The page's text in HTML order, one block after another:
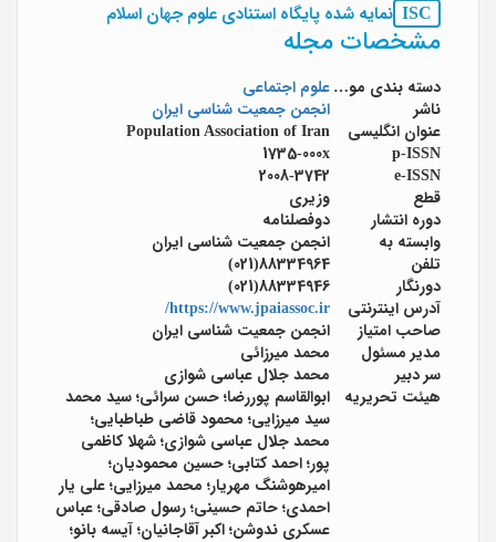
ISC نمایه شده پایگاه استنادی علوم جهان اسلام
مشخصات مجله
دسته بندی موضوعی علوم اجتماعی
ناشر
انجمن جمعیت شناسی ایران
عنوان انگلیسی
Population Association of Iran
p-ISSN
1735-000x
e-ISSN
2008-3742
قطع
وزیری
دوره انتشار
دوفصلنامه
وابسته به
انجمن جمعیت شناسی ایران
تلفن
88334964(021)
دورنگار
88334946(021)
آدرس اینترنتی
https://www.jpaiassoc.ir/
صاحب امتیاز
انجمن جمعیت شناسی ایران
مدیر مسئول
محمد میرزائی
سر دبیر
محمد جلال عباسی شوازی
هیئت تحریریه
ابوالقاسم پوررضا؛ حسن سرائی؛ سید محمد
سید میرزایی؛ محمود قاضی طباطبایی؛
محمد جلال عباسی شوازی؛ شهلا کاظمی
پور؛ احمد کتابی؛ حسین محمودیان؛
امیرهوشنگ مهریار؛ محمد میرزایی؛ علی یار
احمدی؛ حاتم حسینی؛ رسول صادقی؛ عباس
عسکری ندوشن؛ اکبر آقاجانیان؛ آیسه بانو؛